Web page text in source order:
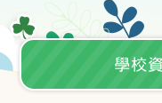
學校